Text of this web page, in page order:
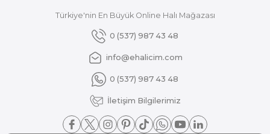
Gönder
Türkiye'nin En Büyük Online Halı Mağazası
0 (537) 987 43 48
info@ehalicim.com
0 (537) 987 43 48
İletişim Bilgilerimiz